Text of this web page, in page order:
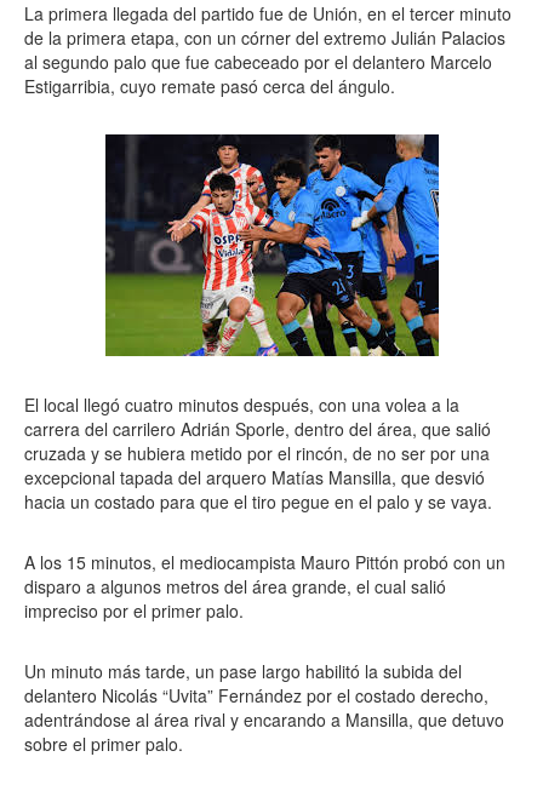
La primera llegada del partido fue de Unión, en el tercer minuto
de la primera etapa, con un córner del extremo Julián Palacios
al segundo palo que fue cabeceado por el delantero Marcelo
Estigarribia, cuyo remate pasó cerca del ángulo.
El local llegó cuatro minutos después, con una volea a la
carrera del carrilero Adrián Sporle, dentro del área, que salió
cruzada y se hubiera metido por el rincón, de no ser por una
excepcional tapada del arquero Matías Mansilla, que desvió
hacia un costado para que el tiro pegue en el palo y se vaya.
A los 15 minutos, el mediocampista Mauro Pittón probó con un
disparo a algunos metros del área grande, el cual salió
impreciso por el primer palo.
Un minuto más tarde, un pase largo habilitó la subida del
delantero Nicolás “Uvita” Fernández por el costado derecho,
adentrándose al área rival y encarando a Mansilla, que detuvo
sobre el primer palo.